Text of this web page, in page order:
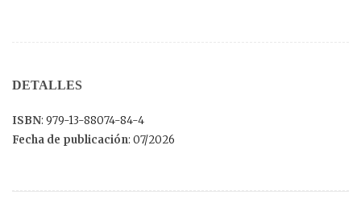
DETALLES
ISBN: 979-13-88074-84-4
Fecha de publicación: 07/2026